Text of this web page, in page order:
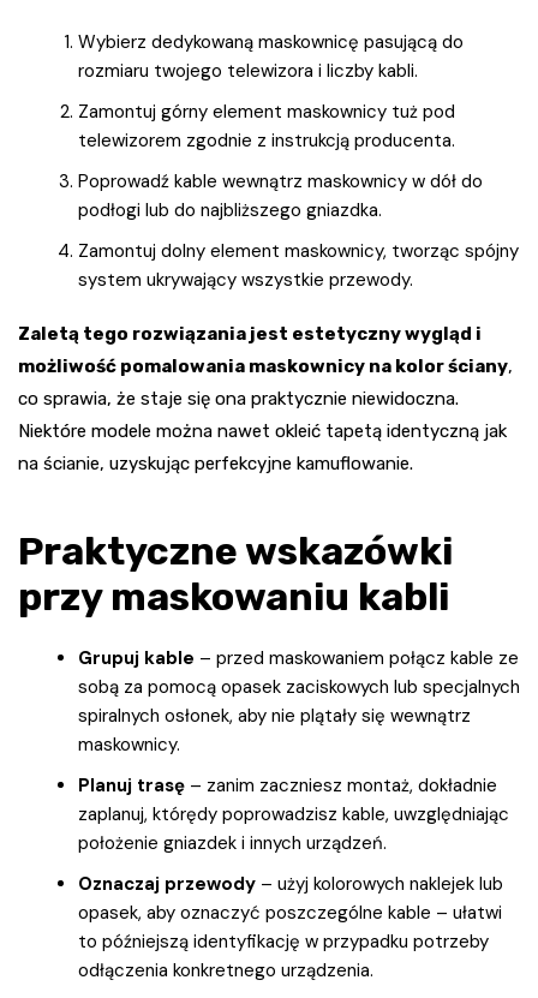
Wybierz dedykowaną maskownicę pasującą do
rozmiaru twojego telewizora i liczby kabli.
Zamontuj górny element maskownicy tuż pod
telewizorem zgodnie z instrukcją producenta.
Poprowadź kable wewnątrz maskownicy w dół do
podłogi lub do najbliższego gniazdka.
Zamontuj dolny element maskownicy, tworząc spójny
system ukrywający wszystkie przewody.
Zaletą tego rozwiązania jest estetyczny wygląd i
możliwość pomalowania maskownicy na kolor ściany,
co sprawia, że staje się ona praktycznie niewidoczna.
Niektóre modele można nawet okleić tapetą identyczną jak
na ścianie, uzyskując perfekcyjne kamuflowanie.
Praktyczne wskazówki
przy maskowaniu kabli
Grupuj kable – przed maskowaniem połącz kable ze
sobą za pomocą opasek zaciskowych lub specjalnych
spiralnych osłonek, aby nie plątały się wewnątrz
maskownicy.
Planuj trasę – zanim zaczniesz montaż, dokładnie
zaplanuj, którędy poprowadzisz kable, uwzględniając
położenie gniazdek i innych urządzeń.
Oznaczaj przewody – użyj kolorowych naklejek lub
opasek, aby oznaczyć poszczególne kable – ułatwi
to późniejszą identyfikację w przypadku potrzeby
odłączenia konkretnego urządzenia.